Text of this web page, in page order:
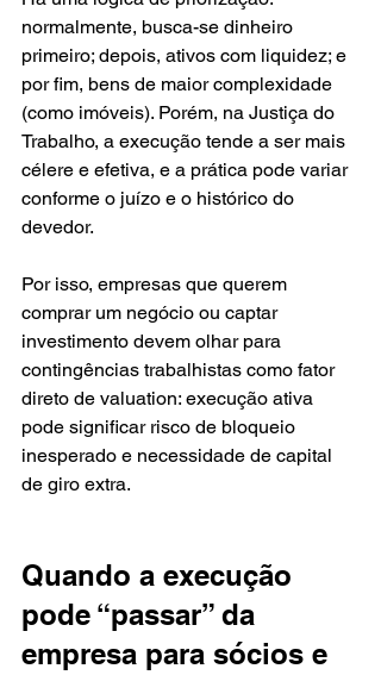
normalmente, busca-se dinheiro
primeiro; depois, ativos com liquidez; e
por fim, bens de maior complexidade
(como imóveis). Porém, na Justiça do
Trabalho, a execução tende a ser mais
célere e efetiva, e a prática pode variar
conforme o juízo e o histórico do
devedor.
Por isso, empresas que querem
comprar um negócio ou captar
investimento devem olhar para
contingências trabalhistas como fator
direto de valuation: execução ativa
pode significar risco de bloqueio
inesperado e necessidade de capital
de giro extra.
Quando a execução
pode “passar” da
empresa para sócios e